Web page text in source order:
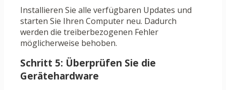
Installieren Sie alle verfügbaren Updates und
starten Sie Ihren Computer neu. Dadurch
werden die treiberbezogenen Fehler
möglicherweise behoben.
Schritt 5: Überprüfen Sie die
Gerätehardware